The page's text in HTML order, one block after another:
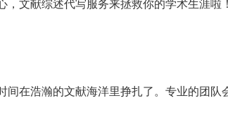
文献综述代写服务来拯救你的学术生涯啦
在浩瀚的文献海洋里挣扎了。专业的团队